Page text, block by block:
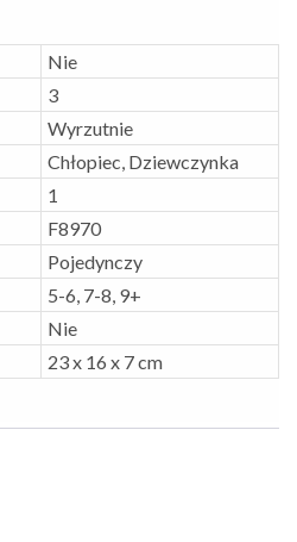
Nie
3
Wyrzutnie
Chłopiec, Dziewczynka
1
F8970
Pojedynczy
5-6, 7-8, 9+
Nie
23 x 16 x 7 cm